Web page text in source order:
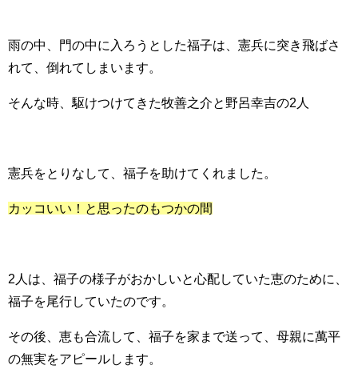
雨の中、門の中に入ろうとした福子は、憲兵に突き飛ばさ
れて、倒れてしまいます。
そんな時、駆けつけてきた牧善之介と野呂幸吉の2人
憲兵をとりなして、福子を助けてくれました。
カッコいい！と思ったのもつかの間
2人は、福子の様子がおかしいと心配していた恵のために、
福子を尾行していたのです。
その後、恵も合流して、福子を家まで送って、母親に萬平
の無実をアピールします。